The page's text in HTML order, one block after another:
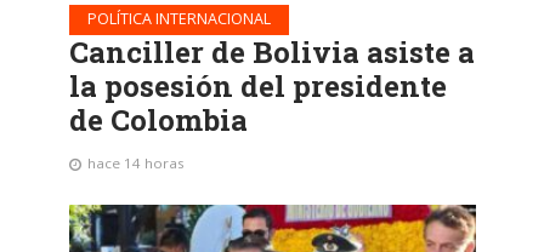
POLÍTICA INTERNACIONAL
Canciller de Bolivia asiste a
la posesión del presidente
de Colombia
hace 14 horas